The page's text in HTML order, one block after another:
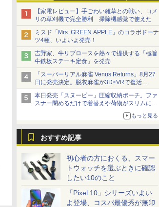
【家電レビュー】手ごわい雑草との戦い、コメ
リの草刈機で完全勝利 掃除機感覚で使えた
ミスド「Mrs. GREEN APPLE」のコラボドーナ
ツ4種、いよいよ発売！
吉野家、牛リブロースを熱々で提供する「極旨
牛鉄板ステーキ定食」を発売
「スーパーリアル麻雀 Venus Returns」8月27
日に発売決定。脱衣麻雀が3D×VRで復活
発売から2週間は20%オフになるセールが実施
本日発売「スヌーピー」圧縮収納ポーチ。ファ
スナー閉めるだけで着替えや荷物がスリムにま
もっと見る
おすすめ記事
初心者の方におくる、スマー
トウォッチを選ぶときに確認
したい10のこと
「Pixel 10」シリーズいよい
よ登場、コスパ最優秀が無印